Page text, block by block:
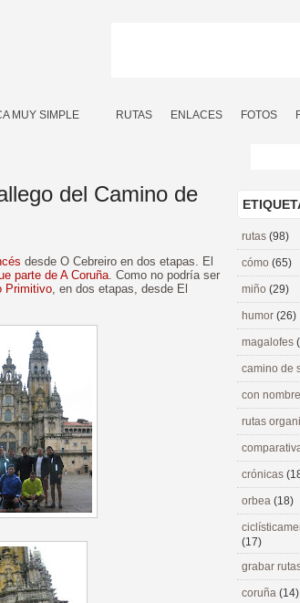
MUY SIMPLE RUTAS ENLACES FOTOS
del Camino de
desde O Cebreiro en dos etapas. El
parte de A Coruña. Como no podría ser
Primitivo, en dos etapas, desde El
rutas (98)
cómo (65)
miño (29)
humor (26)
magalofes
camino de
con
rutas
crónicas
orbea (18)
(17)
grabar
coruña (14)